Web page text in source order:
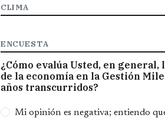
CLIMA
ENCUESTA
¿Cómo evalúa Usted, en general,
de la economía en la Gestión
años transcurridos?
Opciones
Mi opinión es negativa; entiendo